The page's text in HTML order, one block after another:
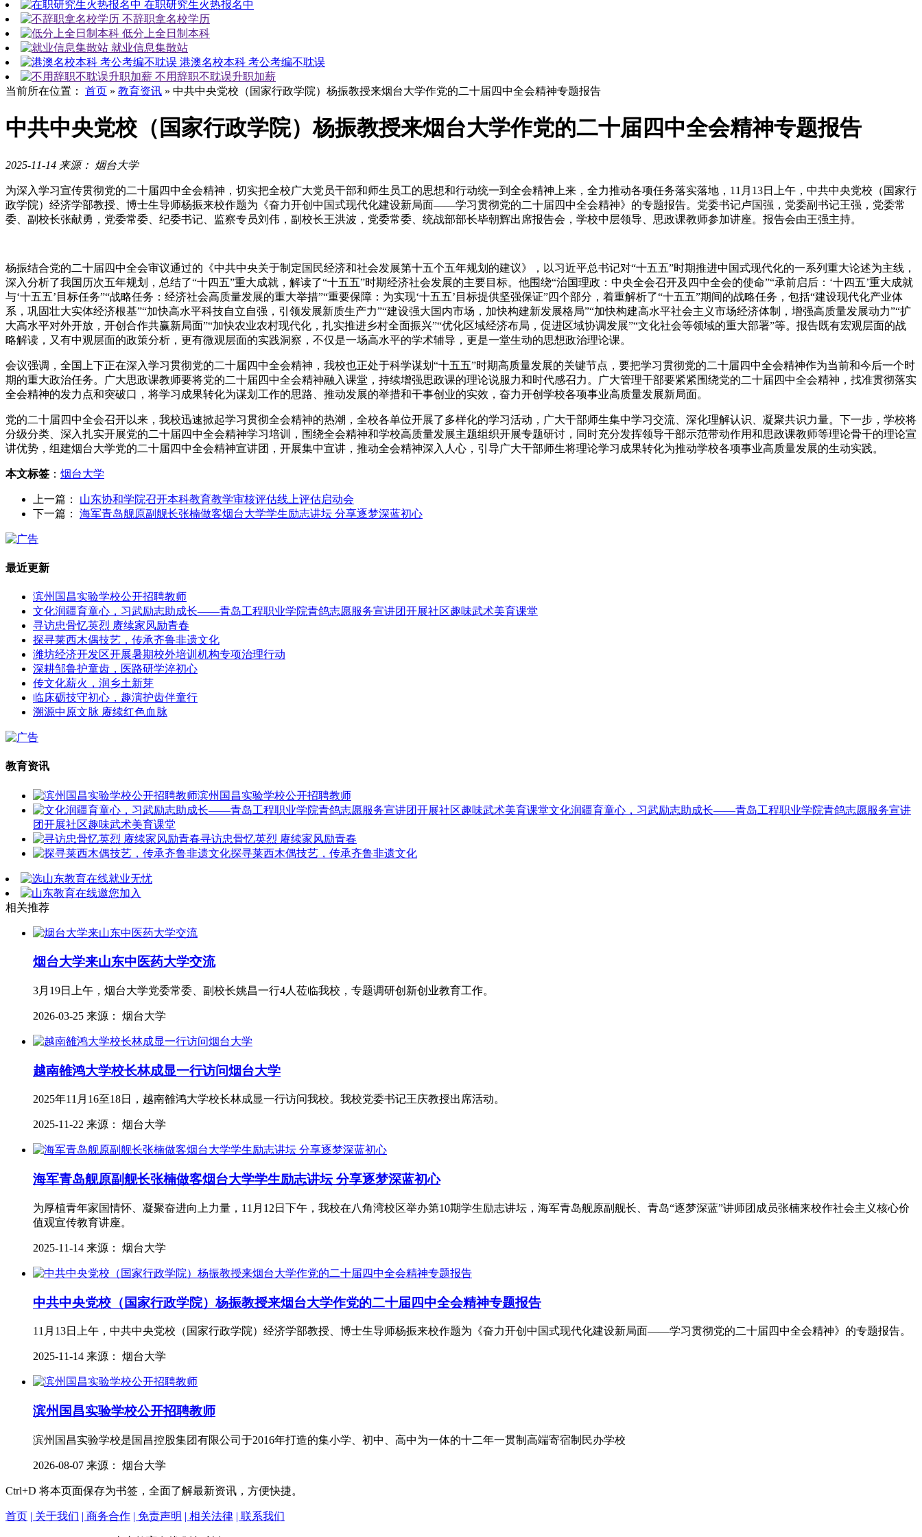
在职研究生火热报名中
不辞职拿名校学历
低分上全日制本科
就业信息集散站
港澳名校本科 考公考编不耽误
不用辞职不耽误升职加薪
当前所在位置： 首页 » 教育资讯 » 中共中央党校（国家行政学院）杨振教授来烟台大学作党的二十届四中全会精神专题报告
中共中央党校（国家行政学院）杨振教授来烟台大学作党的二十届四中全会精神专题报告
2025-11-14 来源： 烟台大学
为深入学习宣传贯彻党的二十届四中全会精神，切实把全校广大党员干部和师生员工的思想和行动统一到全会精神上来，全力推动各项任务落实落地，11月13日上午，中共中央党校（国家行
政学院）经济学部教授、博士生导师杨振来校作题为《奋力开创中国式现代化建设新局面——学习贯彻党的二十届四中全会精神》的专题报告。党委书记卢国强，党委副书记王强，党委常
委、副校长张献勇，党委常委、纪委书记、监察专员刘伟，副校长王洪波，党委常委、统战部部长毕朝辉出席报告会，学校中层领导、思政课教师参加讲座。报告会由王强主持。
杨振结合党的二十届四中全会审议通过的《中共中央关于制定国民经济和社会发展第十五个五年规划的建议》，以习近平总书记对“十五五”时期推进中国式现代化的一系列重大论述为主线，
深入分析了我国历次五年规划，总结了“十四五”重大成就，解读了“十五五”时期经济社会发展的主要目标。他围绕“治国理政：中央全会召开及四中全会的使命”“承前启后：‘十四五’重大成就
与‘十五五’目标任务”“战略任务：经济社会高质量发展的重大举措”“重要保障：为实现‘十五五’目标提供坚强保证”四个部分，着重解析了“十五五”期间的战略任务，包括“建设现代化产业体
系，巩固壮大实体经济根基”“加快高水平科技自立自强，引领发展新质生产力”“建设强大国内市场，加快构建新发展格局”“加快构建高水平社会主义市场经济体制，增强高质量发展动力”“扩
大高水平对外开放，开创合作共赢新局面”“加快农业农村现代化，扎实推进乡村全面振兴”“优化区域经济布局，促进区域协调发展”“文化社会等领域的重大部署”等。报告既有宏观层面的战
略解读，又有中观层面的政策分析，更有微观层面的实践洞察，不仅是一场高水平的学术辅导，更是一堂生动的思想政治理论课。
会议强调，全国上下正在深入学习贯彻党的二十届四中全会精神，我校也正处于科学谋划“十五五”时期高质量发展的关键节点，要把学习贯彻党的二十届四中全会精神作为当前和今后一个时
期的重大政治任务。广大思政课教师要将党的二十届四中全会精神融入课堂，持续增强思政课的理论说服力和时代感召力。广大管理干部要紧紧围绕党的二十届四中全会精神，找准贯彻落实
全会精神的发力点和突破口，将学习成果转化为谋划工作的思路、推动发展的举措和干事创业的实效，奋力开创学校各项事业高质量发展新局面。
党的二十届四中全会召开以来，我校迅速掀起学习贯彻全会精神的热潮，全校各单位开展了多样化的学习活动，广大干部师生集中学习交流、深化理解认识、凝聚共识力量。下一步，学校将
分级分类、深入扎实开展党的二十届四中全会精神学习培训，围绕全会精神和学校高质量发展主题组织开展专题研讨，同时充分发挥领导干部示范带动作用和思政课教师等理论骨干的理论宣
讲优势，组建烟台大学党的二十届四中全会精神宣讲团，开展集中宣讲，推动全会精神深入人心，引导广大干部师生将理论学习成果转化为推动学校各项事业高质量发展的生动实践。
本文标签 ： 烟台大学
上一篇： 山东协和学院召开本科教育教学审核评估线上评估启动会
下一篇： 海军青岛舰原副舰长张楠做客烟台大学学生励志讲坛 分享逐梦深蓝初心
最近更新
滨州国昌实验学校公开招聘教师
文化润疆育童心，习武励志助成长——青岛工程职业学院青鸽志愿服务宣讲团开展社区趣味武术美育课堂
寻访忠骨忆英烈 赓续家风励青春
探寻莱西木偶技艺，传承齐鲁非遗文化
潍坊经济开发区开展暑期校外培训机构专项治理行动
深耕邹鲁护童齿，医路研学淬初心
传文化薪火，润乡土新芽
临床砺技守初心，趣演护齿伴童行
溯源中原文脉 赓续红色血脉
教育资讯
滨州国昌实验学校公开招聘教师
文化润疆育童心，习武励志助成长——青岛工程职业学院青鸽志愿服务宣讲
团开展社区趣味武术美育课堂
寻访忠骨忆英烈 赓续家风励青春
探寻莱西木偶技艺，传承齐鲁非遗文化
相关推荐
烟台大学来山东中医药大学交流
3月19日上午，烟台大学党委常委、副校长姚昌一行4人莅临我校，专题调研创新创业教育工作。
2026-03-25 来源： 烟台大学
越南雒鸿大学校长林成显一行访问烟台大学
2025年11月16至18日，越南雒鸿大学校长林成显一行访问我校。我校党委书记王庆教授出席活动。
2025-11-22 来源： 烟台大学
海军青岛舰原副舰长张楠做客烟台大学学生励志讲坛 分享逐梦深蓝初心
为厚植青年家国情怀、凝聚奋进向上力量，11月12日下午，我校在八角湾校区举办第10期学生励志讲坛，海军青岛舰原副舰长、青岛“逐梦深蓝”讲师团成员张楠来校作社会主义核心价
值观宣传教育讲座。
2025-11-14 来源： 烟台大学
中共中央党校（国家行政学院）杨振教授来烟台大学作党的二十届四中全会精神专题报告
11月13日上午，中共中央党校（国家行政学院）经济学部教授、博士生导师杨振来校作题为《奋力开创中国式现代化建设新局面——学习贯彻党的二十届四中全会精神》的专题报告。
2025-11-14 来源： 烟台大学
滨州国昌实验学校公开招聘教师
滨州国昌实验学校是国昌控股集团有限公司于2016年打造的集小学、初中、高中为一体的十二年一贯制高端寄宿制民办学校
2026-08-07 来源： 烟台大学
Ctrl+D 将本页面保存为书签，全面了解最新资讯，方便快捷。
首页 | 关于我们 | 商务合作 | 免责声明 | 相关法律 | 联系我们